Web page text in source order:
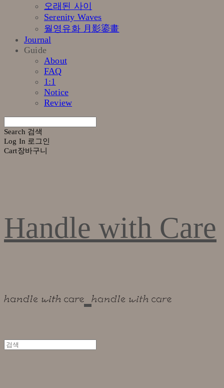
오래된 사이
Serenity Waves
월영유화 月影鎏畫
Journal
Guide
About
FAQ
1:1
Notice
Review
Search 검색
Log In 로그인
Cart장바구니
Handle with Care